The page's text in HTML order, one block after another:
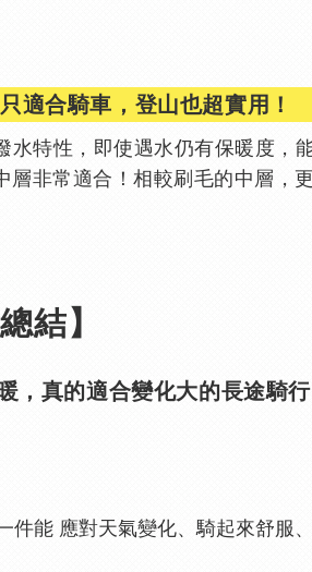
適合騎車，登山也超實用！
特性，即使遇水仍有保暖度，
非常適合！相較刷毛的中層，
總結】
，真的適合變化大的長途騎行
能 應對天氣變化、騎起來舒服